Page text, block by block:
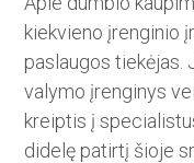
kiekvieno įrenginio
paslaugos tiekėjas.
valymo įrenginys
kreiptis į
didelę patirtį šioje